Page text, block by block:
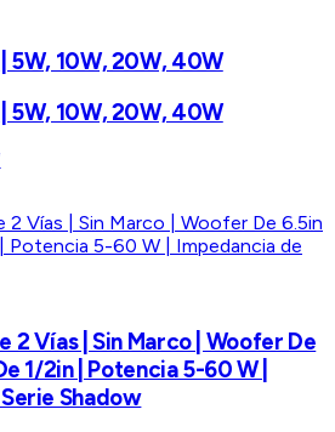
5W, 10W, 20W, 40W
5W, 10W, 20W, 40W
2 Vías | Sin Marco | Woofer De
1/2in | Potencia 5-60 W |
Shadow